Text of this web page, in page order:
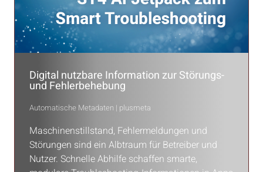
Digital nutzbare Information zur Störungs-
und Fehlerbehebung
Automatische Metadaten | plusmeta
Maschinenstillstand, Fehlermeldungen und
Störungen sind ein Albtraum für Betreiber und
Nutzer. Schnelle Abhilfe schaffen smarte,